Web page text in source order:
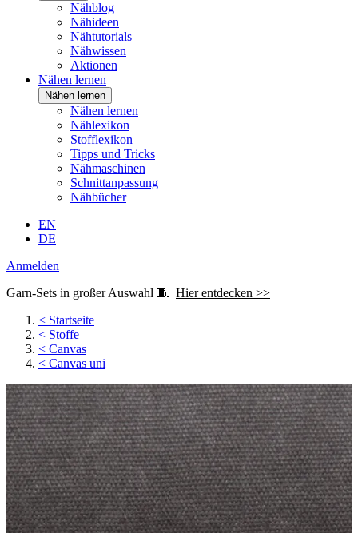
Nähblog
Nähideen
Nähtutorials
Nähwissen
Aktionen
Nähen lernen
Nähen lernen
Nähen lernen
Nählexikon
Stofflexikon
Tipps und Tricks
Nähmaschinen
Schnittanpassung
Nähbücher
EN
DE
Anmelden
Garn-Sets in großer Auswahl 🧵 Hier entdecken >>
< Startseite
< Stoffe
< Canvas
< Canvas uni